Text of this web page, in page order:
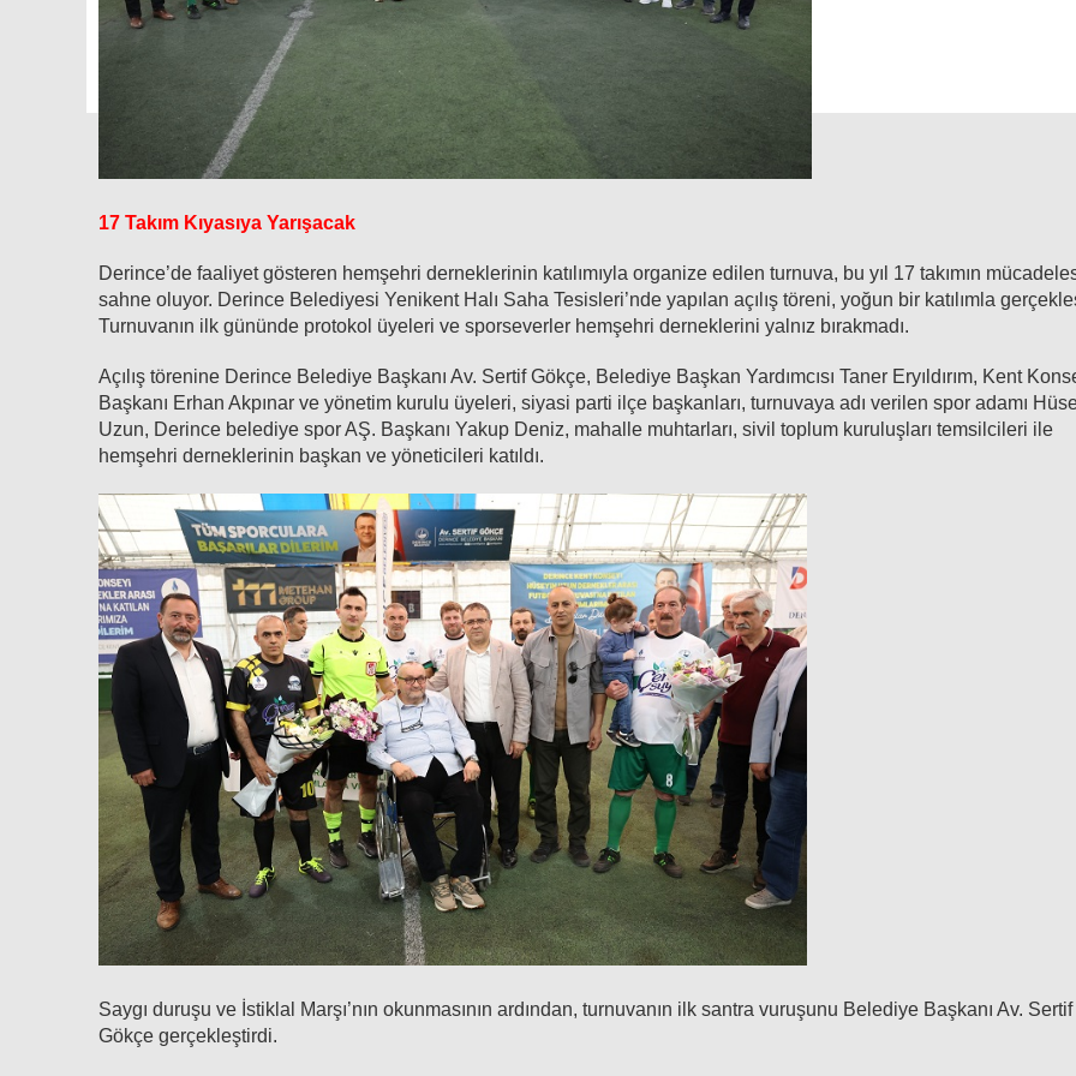
17 Takım Kıyasıya Yarışacak
Derince’de faaliyet gösteren hemşehri derneklerinin katılımıyla organize edilen turnuva, bu yıl 17 takımın
sahne oluyor. Derince Belediyesi Yenikent Halı Saha Tesisleri’nde yapılan açılış töreni, yoğun bir katılımla
Turnuvanın ilk gününde protokol üyeleri ve sporseverler hemşehri derneklerini yalnız bırakmadı.
Açılış törenine Derince Belediye Başkanı Av. Sertif Gökçe, Belediye Başkan Yardımcısı Taner Eryıldırım, Kent
Başkanı Erhan Akpınar ve yönetim kurulu üyeleri, siyasi parti ilçe başkanları, turnuvaya adı verilen spor adamı
Uzun, Derince belediye spor AŞ. Başkanı Yakup Deniz, mahalle muhtarları, sivil toplum kuruluşları temsilcileri ile
hemşehri derneklerinin başkan ve yöneticileri katıldı.
Saygı duruşu ve İstiklal Marşı’nın okunmasının ardından, turnuvanın ilk santra vuruşunu Belediye Başkanı Av. Sertif
Gökçe gerçekleştirdi.